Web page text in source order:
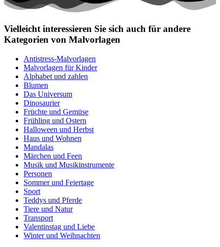
Vielleicht interessieren Sie sich auch für andere
Kategorien von Malvorlagen
Antistress-Malvorlagen
Malvorlagen für Kinder
Alphabet und zahlen
Blumen
Das Universum
Dinosaurier
Früchte und Gemüse
Frühling und Ostern
Halloween und Herbst
Haus und Wohnen
Mandalas
Märchen und Feen
Musik und Musikinstrumente
Personen
Sommer und Feiertage
Sport
Teddys und Pferde
Tiere und Natur
Transport
Valentinstag und Liebe
Winter und Weihnachten